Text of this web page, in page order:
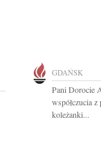
GDAŃSK
Pani Dorocie
współczucia
koleżanki...